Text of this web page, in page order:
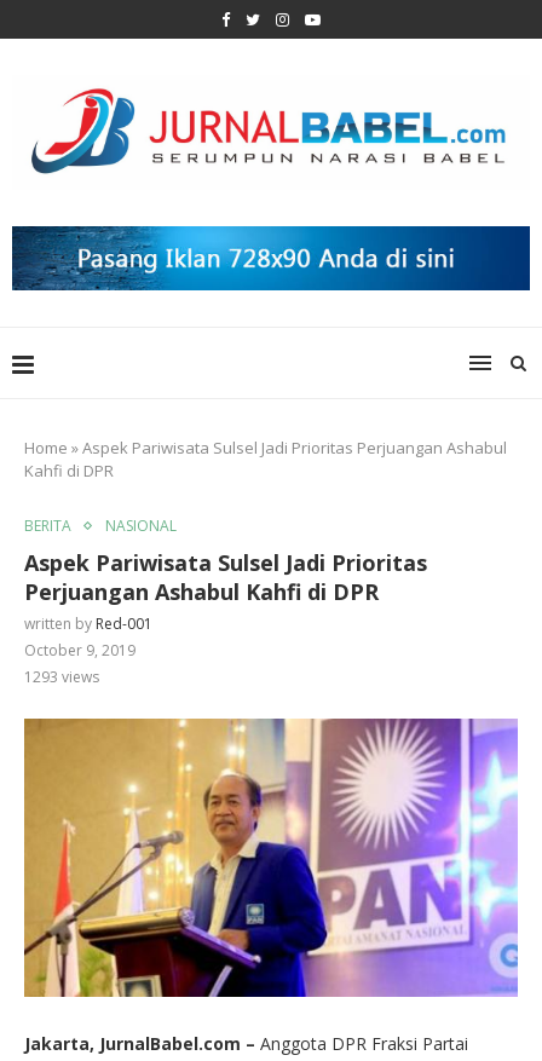
Home »Aspek Pariwisata Sulsel Jadi Prioritas Perjuangan Ashabul
Kahfi di DPR
BERITA NASIONAL
Aspek Pariwisata Sulsel Jadi Prioritas
Perjuangan Ashabul Kahfi di DPR
written by Red-001
October 9, 2019
1293 views
Jakarta, JurnalBabel.com – Anggota DPR Fraksi Partai